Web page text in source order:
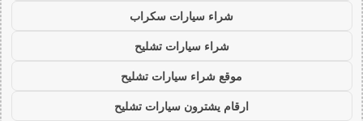
شراء سيارات سكراب
شراء سيارات تشليح
موقع شراء سيارات تشليح
ارقام يشترون سيارات تشليح